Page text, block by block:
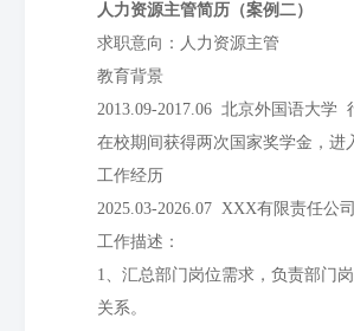
人力资源主管简历（案例二）
求职意向：人力资源主管
教育背景
2013.09-2017.06 北京外国语大学
在校期间获得两次国家奖学金，
工作经历
2025.03-2026.07 XXX有限责任公
工作描述：
1、汇总部门岗位需求，负责部门
关系。